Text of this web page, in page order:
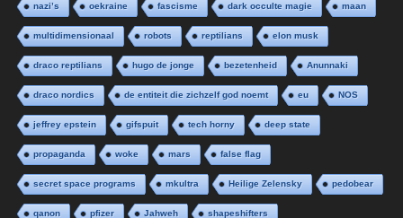
nazi’s oekraine fascisme dark occulte magie maan
multidimensionaal robots reptilians elon musk
draco reptilians hugo de jonge bezetenheid Anunnaki
draco nordics de entiteit die zichzelf god noemt eu NOS
jeffrey epstein gifspuit tech horny deep state
propaganda woke mars false flag
secret space programs mkultra Heilige Zelensky pedobear
qanon pfizer Jahweh shapeshifters